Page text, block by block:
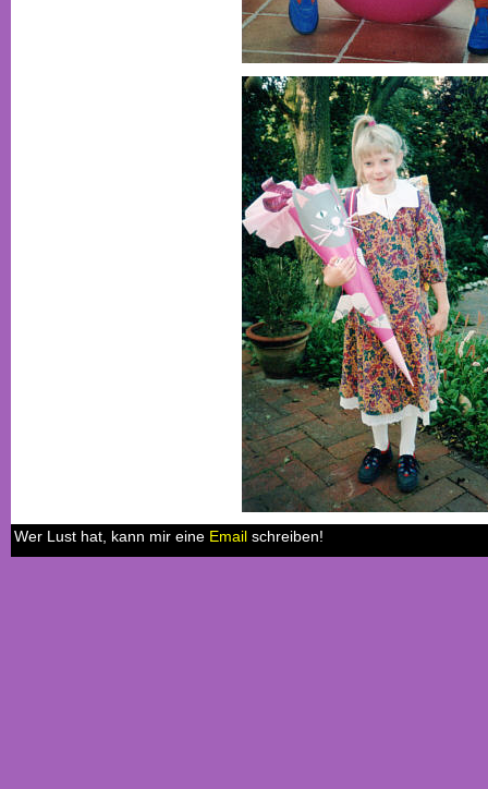
Wer Lust hat, kann mir eine Email schreiben!